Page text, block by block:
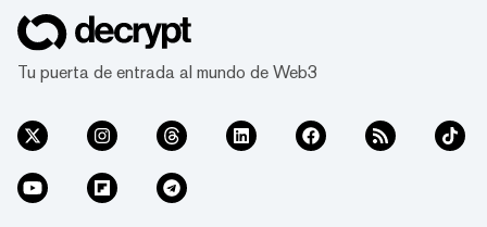
Tu puerta de entrada al mundo de Web3